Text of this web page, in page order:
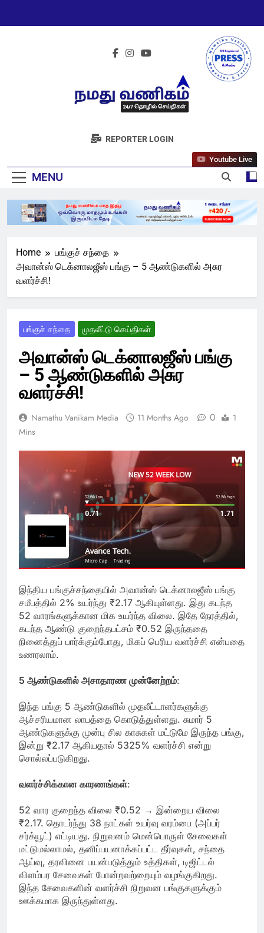
நமது வணிகம்
நியூஸ் 24/7
REPORTER LOGIN
MENU
Youtube Live
Home
பங்குச் சந்தை
அவான்ஸ் டெக்னாலஜீஸ் பங்கு – 5 ஆண்டுகளில் அசுர
வளர்ச்சி!
பங்குச் சந்தை முதலீட்டு செய்திகள்
அவான்ஸ் டெக்னாலஜீஸ் பங்கு
– 5 ஆண்டுகளில் அசுர
வளர்ச்சி!
Namathu Vanikam Media 11 Months Ago 0
1
Mins
இந்திய பங்குச்சந்தையில் அவான்ஸ் டெக்னாலஜீஸ் பங்கு
சமீபத்தில் 2% உயர்ந்து ₹2.17 ஆகியுள்ளது. இது கடந்த
52 வாரங்களுக்கான மிக உயர்ந்த விலை. இதே நேரத்தில்,
கடந்த ஆண்டு குறைந்தபட்சம் ₹0.52 இருந்ததை
நினைத்துப் பார்க்கும்போது, மிகப் பெரிய வளர்ச்சி என்பதை
உணரலாம்.
5 ஆண்டுகளில் அசாதாரண முன்னேற்றம்:
இந்த பங்கு 5 ஆண்டுகளில் முதலீட்டாளர்களுக்கு
ஆச்சரியமான லாபத்தை கொடுத்துள்ளது. சுமார் 5
ஆண்டுகளுக்கு முன்பு சில காசுகள் மட்டுமே இருந்த பங்கு,
இன்று ₹2.17 ஆகியதால் 5325% வளர்ச்சி என்று
சொல்லப்படுகிறது.
வளர்ச்சிக்கான காரணங்கள்:
52 வார குறைந்த விலை ₹0.52 → இன்றைய விலை
₹2.17. தொடர்ந்து 38 நாட்கள் உயர்வு வரம்பை (அப்பர்
சர்க்யூட்) எட்டியது. நிறுவனம் மென்பொருள் சேவைகள்
மட்டுமல்லாமல், தனிப்பயனாக்கப்பட்ட தீர்வுகள், சந்தை
ஆய்வு, தரவினை பயன்படுத்தும் உத்திகள், டிஜிட்டல்
விளம்பர சேவைகள் போன்றவற்றையும் வழங்குகிறது.
இந்த சேவைகளின் வளர்ச்சி நிறுவன பங்குகளுக்கும்
ஊக்கமாக இருந்துள்ளது.